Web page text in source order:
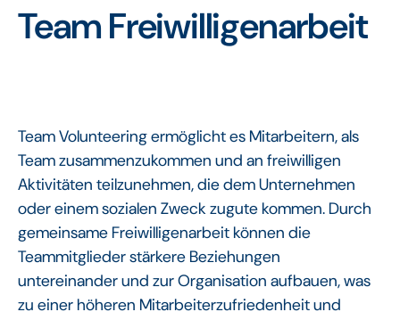
Team Freiwilligenarbeit
Team Volunteering ermöglicht es Mitarbeitern, als
Team zusammenzukommen und an freiwilligen
Aktivitäten teilzunehmen, die dem Unternehmen
oder einem sozialen Zweck zugute kommen. Durch
gemeinsame Freiwilligenarbeit können die
Teammitglieder stärkere Beziehungen
untereinander und zur Organisation aufbauen, was
zu einer höheren Mitarbeiterzufriedenheit und